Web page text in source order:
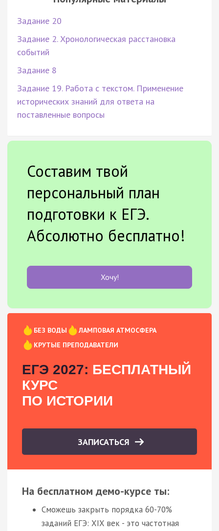
Задание 20
Задание 2. Хронологическая расстановка
событий
Задание 8
Задание 19. Работа с текстом. Применение
исторических знаний для ответа на
поставленные вопросы
Составим твой
персональный план
подготовки к ЕГЭ.
Абсолютно бесплатно!
Хочу!
БЕЗ ВОДЫ
ЛАМПОВАЯ АТМОСФЕРА
КРУТЫЕ ПРЕПОДАВАТЕЛИ
ЕГЭ 2027: БЕСПЛАТНЫЙ
КУРС
ПО ИСТОРИИ
ЗАПИСАТЬСЯ
На бесплатном демо-курсе ты:
Сможешь закрыть порядка 60-70%
заданий ЕГЭ: XIX век - это частотная